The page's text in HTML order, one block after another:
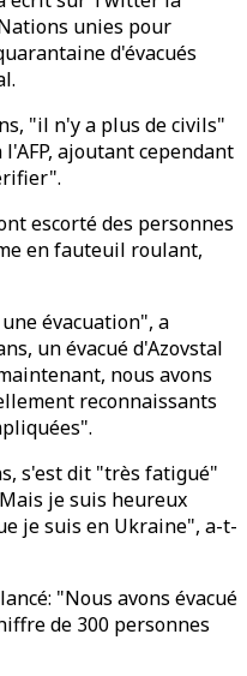
unies pour
d'évacués
"il n'y a plus de civils"
ajoutant cependant
escorté des personnes
en fauteuil roulant,
évacuation", a
un évacué d'Azovstal
nous avons
reconnaissants
s'est dit "très fatigué"
je suis heureux
je suis en Ukraine", a-t-
"Nous avons évacué
de 300 personnes